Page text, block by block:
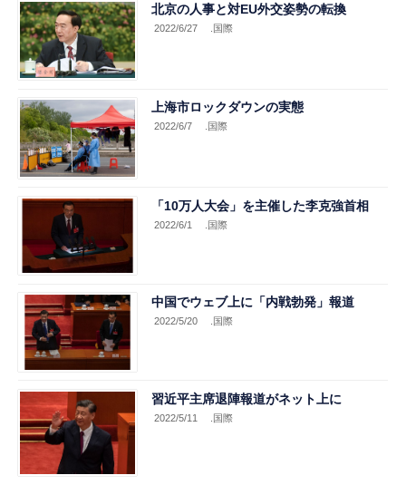
北京の人事と対EU外交姿勢の転換
2022/6/27 .国際
上海市ロックダウンの実態
2022/6/7 .国際
「10万人大会」を主催した李克強首相
2022/6/1 .国際
中国でウェブ上に「内戦勃発」報道
2022/5/20 .国際
習近平主席退陣報道がネット上に
2022/5/11 .国際